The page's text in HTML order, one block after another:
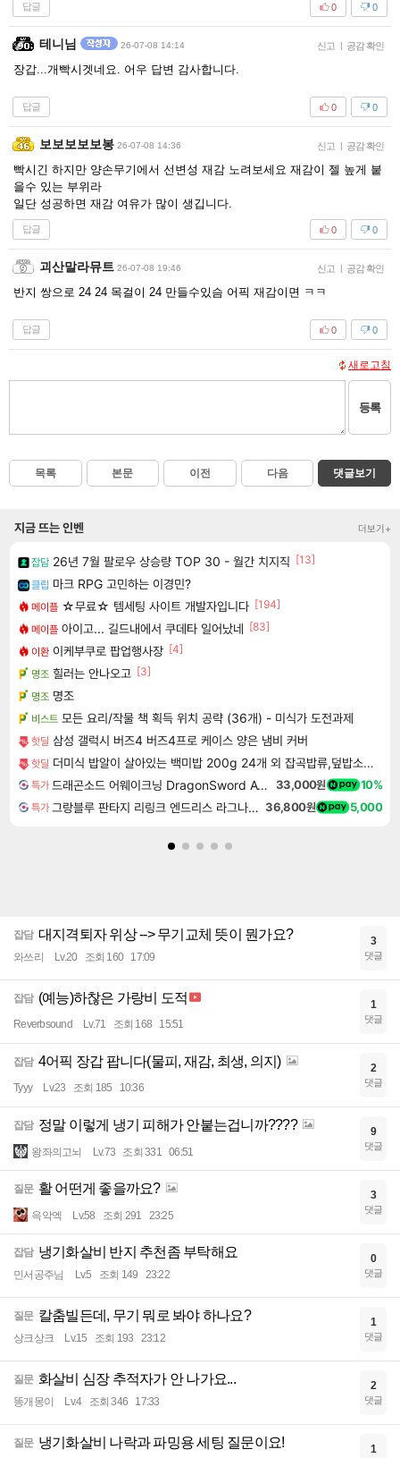
답글 0
0
테니님 26-07-08 14:14 신고 | 공감 확인
장갑...개빡시겟네요. 어우 답변 감사합니다.
답글 0
0
보보보보보봉 26-07-08 14:36 신고 | 공감 확인
빡시긴 하지만 양손무기에서 선변성 재감 노려보세요 재감이 젤 높게 붙
을수 있는 부위라
일단 성공하면 재감 여유가 많이 생깁니다.
답글 0
0
괴산말라뮤트 26-07-08 19:46 신고 | 공감 확인
반지 쌍으로 24 24 목걸이 24 만들수있슴 어픽 재감이면 ㅋㅋ
답글 0
0
새로고침
등록
목록 본문 이전 다음 댓글보기
지금 뜨는 인벤 더보기+
잡담 26년 7월 팔로우 상승량 TOP 30 - 월간 치지직 [13]
클립 마크 RPG 고민하는 이경민?
메이플 ☆무료☆ 템세팅 사이트 개발자입니다 [194]
메이플 아이고... 길드내에서 쿠데타 일어났네 [83]
이환 이케부쿠로 팝업행사장 [4]
명조 힐러는 안나오고 [3]
명조 명조
비스트 모든 요리/작물 책 획득 위치 공략 (36개) - 미식가 도전과제
핫딜 삼성 갤럭시 버즈4 버즈4프로 케이스 양은 냄비 커버
핫딜 더미식 밥알이 살아있는 백미밥 200g 24개 외 잡곡밥류,덮밥소스7종 외
특가 드래곤소드 어웨이크닝 DragonSword Awakening 33,000원 10%
특가 그랑블루 판타지 리링크 엔드리스 라그나로크 업그레이드 킷 Granblue Fantasy Relink Endless Ragnarok Upgrade Kit DLC 36,800원 5,000
잡담 대지격퇴자 위상 --> 무기교체 뜻이 뭔가요?
와쓰리 Lv.20 조회 160 17:09
3
댓글
잡담 (예능)하찮은 가랑비 도적
Reverbsound Lv.71 조회 168 15:51
1
댓글
잡담 4어픽 장갑 팝니다(물피, 재감, 최생, 의지)
Tyyy Lv.23 조회 185 10:36
2
댓글
잡담 정말 이렇게 냉기 피해가 안붙는겁니까????
왕좌의고뇌 Lv.73 조회 331 06:51
9
댓글
질문 활 어떤게 좋을까요?
윽악엑 Lv.58 조회 291 23:25
3
댓글
잡담 냉기화살비 반지 추천좀 부탁해요
민서공주님 Lv.5 조회 149 23:22
0
댓글
질문 칼춤빌든데, 무기 뭐로 봐야 하나요?
상크상크 Lv.15 조회 193 23:12
1
댓글
질문 화살비 심장 추적자가 안 나가요...
똥개몽이 Lv.4 조회 346 17:33
2
댓글
질문 냉기화살비 나락과 파밍용 세팅 질문이요! 1